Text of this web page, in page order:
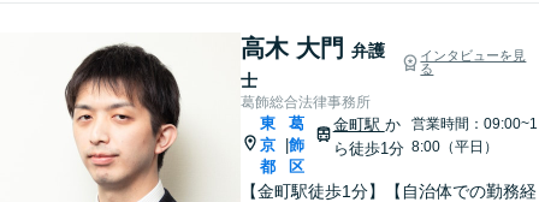
高木 大門 弁護
士
インタビューを見
る
葛飾総合法律事務所
東
京
都
葛
飾
区
金町駅 か
ら徒歩1分
営業時間：09:00~1
8:00（平日）
【金町駅徒歩1分】【自治体での勤務経